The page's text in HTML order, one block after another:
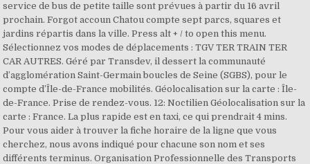
service de bus de petite taille sont prévues à partir du 16 avril
prochain. Forgot accoun Chatou compte sept parcs, squares et
jardins répartis dans la ville. Press alt + / to open this menu.
Sélectionnez vos modes de déplacements : TGV TER TRAIN TER
CAR AUTRES. Géré par Transdev, il dessert la communauté
d’agglomération Saint-Germain boucles de Seine (SGBS), pour le
compte d’Île-de-France mobilités. Géolocalisation sur la carte : Île-
de-France. Prise de rendez-vous. 12: Noctilien Géolocalisation sur la
carte : France. La plus rapide est en taxi, ce qui prendrait 4 mins.
Pour vous aider à trouver la fiche horaire de la ligne que vous
cherchez, nous avons indiqué pour chacune son nom et ses
différents terminus. Organisation Professionnelle des Transports